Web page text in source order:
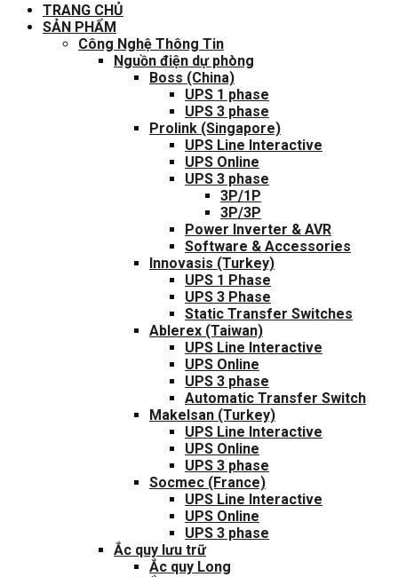
TRANG CHỦ
SẢN PHẨM
Công Nghệ Thông Tin
Nguồn điện dự phòng
Boss (China)
UPS 1 phase
UPS 3 phase
Prolink (Singapore)
UPS Line Interactive
UPS Online
UPS 3 phase
3P/1P
3P/3P
Power Inverter & AVR
Software & Accessories
Innovasis (Turkey)
UPS 1 Phase
UPS 3 Phase
Static Transfer Switches
Ablerex (Taiwan)
UPS Line Interactive
UPS Online
UPS 3 phase
Automatic Transfer Switch
Makelsan (Turkey)
UPS Line Interactive
UPS Online
UPS 3 phase
Socmec (France)
UPS Line Interactive
UPS Online
UPS 3 phase
Ắc quy lưu trữ
Ắc quy Long